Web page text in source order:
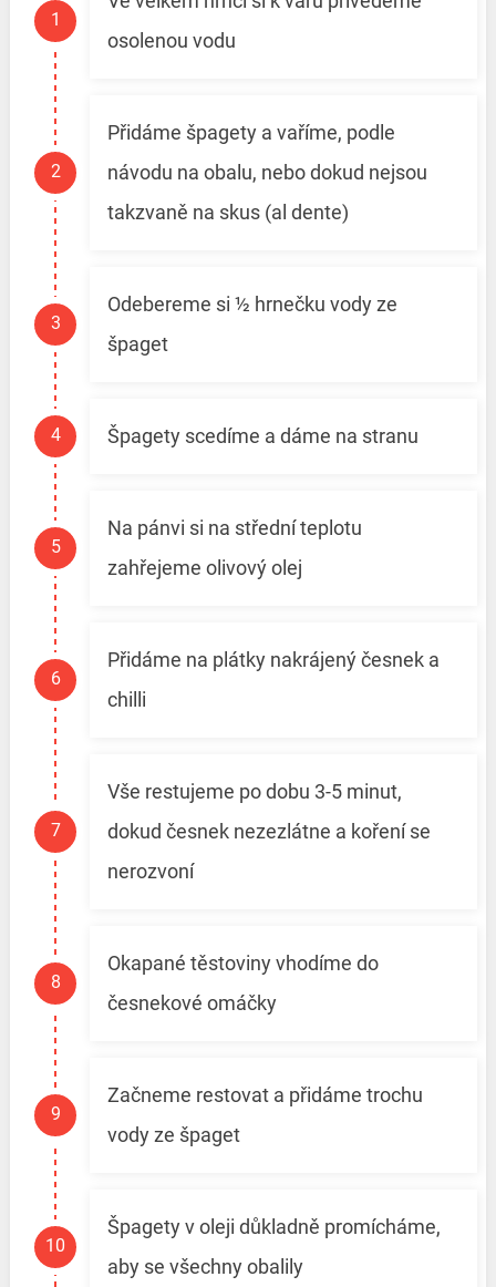
osolenou vodu
Přidáme špagety a vaříme, podle
návodu na obalu, nebo dokud nejsou
takzvaně na skus (al dente)
Odebereme si ½ hrnečku vody ze
špaget
Špagety scedíme a dáme na stranu
Na pánvi si na střední teplotu
zahřejeme olivový olej
Přidáme na plátky nakrájený česnek a
chilli
Vše restujeme po dobu 3-5 minut,
dokud česnek nezezlátne a koření se
nerozvoní
Okapané těstoviny vhodíme do
česnekové omáčky
Začneme restovat a přidáme trochu
vody ze špaget
Špagety v oleji důkladně promícháme,
aby se všechny obalily